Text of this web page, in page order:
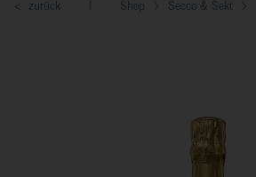
< zurück Shop Secco & Sekt